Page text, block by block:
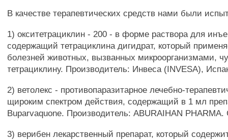
В качестве терапевтических средств нами были
1) окситетрациклин - 200 - в форме раствора для
содержащий тетрациклина дигидрат, который
болезней животных, вызванных микроорганизмами,
тетрациклину. Производитель: Инвеса (INVESA),
2) ветолекс - противопаразитарное лечебно-
щироким спектром действия, содержащий в 1 мл
Buparvaquone. Производитель: ABURAIHAN
3) верибен лекарственный препарат, который